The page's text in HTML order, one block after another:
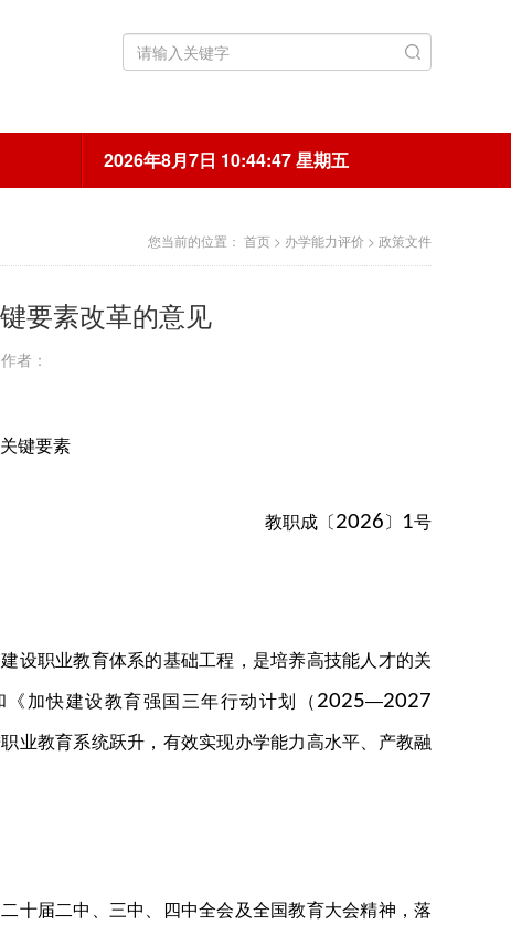
2026年8月7日 10:44:48 星期五
您当前的位置： 首页 > 办学能力评价 > 政策文件
要素改革的意见
者：
键要素
教职成〔 2026 〕 1号
职业教育体系的基础工程，是培养高技能人才的关
《加快建设教育强国三年行动计划（ 2025—2027
业教育系统跃升，有效实现办学能力高水平、产教融
届二中、三中、四中全会及全国教育大会精神，落